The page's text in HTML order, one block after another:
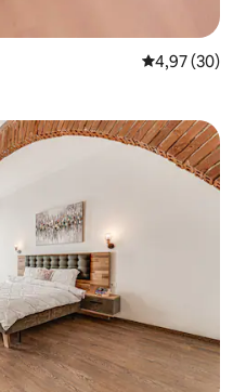
Note
4,97 (30)